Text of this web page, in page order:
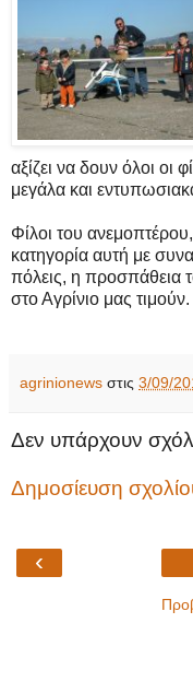
αξίζει να δουν όλοι οι
μεγάλα και
Φίλοι του
κατηγορία αυτή με
πόλεις, η προσπάθεια
στο Αγρίνιο μας τιμούν.
agrinionews στις 3/09/
Δεν υπάρχουν
Δημοσίευση
‹